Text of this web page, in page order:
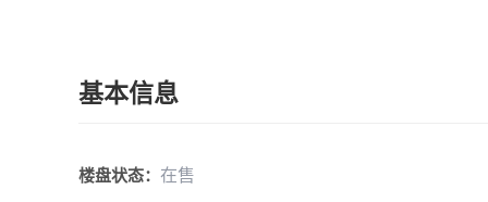
基本信息
楼盘状态： 在售